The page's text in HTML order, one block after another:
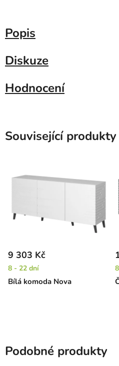
Popis
Diskuze
Hodnocení
Související produkty
Bílá komoda Nova
9 303 Kč
8 - 22 dní
Podobné produkty